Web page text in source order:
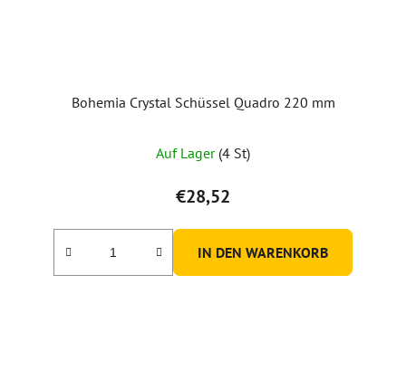
Bohemia Crystal Schüssel Quadro 220 mm
Auf Lager (4 St)
€28,52
IN DEN WARENKORB